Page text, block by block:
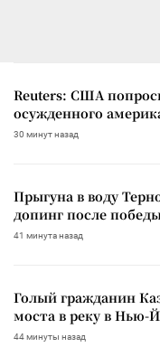
Reuters: США
осужденного
30 минут назад
Прыгуна в воду
допинг после
41 минута назад
Голый гражданин
моста в реку в Нью-
44 минуты назад